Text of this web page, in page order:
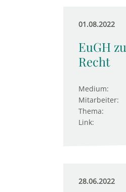
01.08.2022
EuGH
Recht
Medium:
Mitarbeiter:
Thema:
Link:
28.06.2022